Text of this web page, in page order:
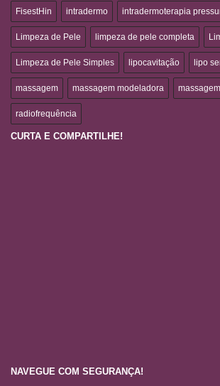
FisestHin intradermo intradermoterapia
Limpeza de Pele limpeza de pele completa
Limpeza de Pele Simples lipocavitação lipo
massagem massagem modeladora
radiofrequência
CURTA E COMPARTILHE!
NAVEGUE COM SEGURANÇA!